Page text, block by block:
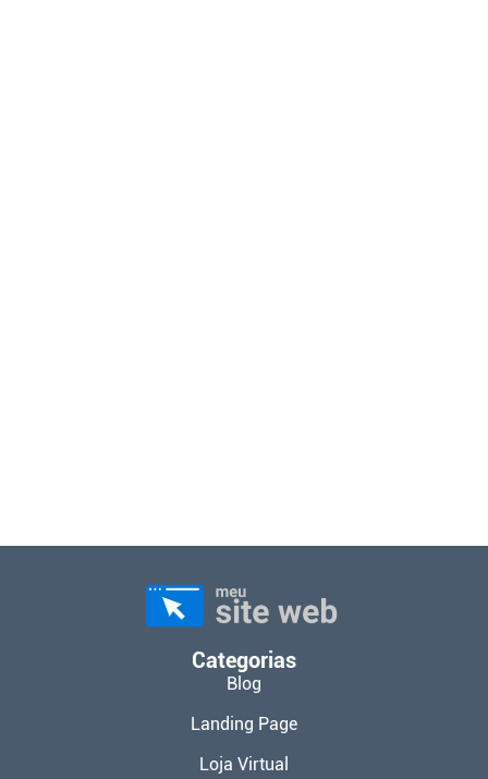
Categorias
Blog
Landing Page
Loja Virtual